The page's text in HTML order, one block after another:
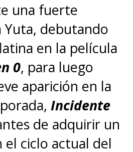
una fuerte
Yuta, debutando
en la película
0, para luego
aparición en la
Incidente
de adquirir un
ciclo actual del